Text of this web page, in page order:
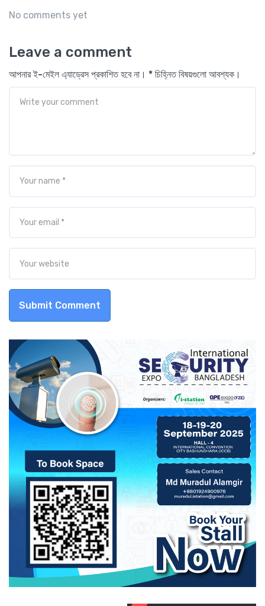
No comments yet
Leave a comment
আপনার ই-মেইল এ্যাড্রেস প্রকাশিত হবে না। * চিহ্নিত বিষয়গুলো আবশ্যক।
Submit Comment